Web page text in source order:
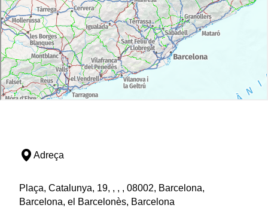
Adreça
Plaça, Catalunya, 19, , , , 08002, Barcelona,
Barcelona, el Barcelonès, Barcelona